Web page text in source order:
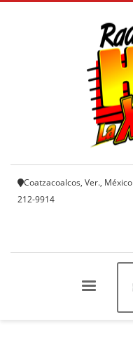
Coatzacoalcos, Ver., México
212-9914